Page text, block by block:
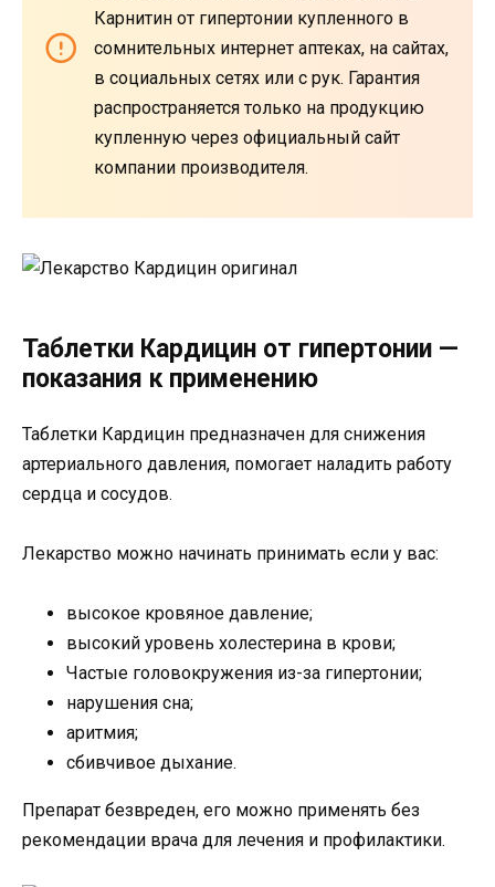
Карнитин от гипертонии купленного в
сомнительных интернет аптеках, на сайтах,
в социальных сетях или с рук. Гарантия
распространяется только на продукцию
купленную через официальный сайт
компании производителя.
Таблетки Кардицин от гипертонии —
показания к применению
Таблетки Кардицин предназначен для снижения
артериального давления, помогает наладить работу
сердца и сосудов.
Лекарство можно начинать принимать если у вас:
высокое кровяное давление;
высокий уровень холестерина в крови;
Частые головокружения из-за гипертонии;
нарушения сна;
аритмия;
сбивчивое дыхание.
Препарат безвреден, его можно применять без
рекомендации врача для лечения и профилактики.